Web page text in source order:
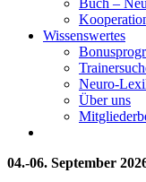
Buch –
Wissenswertes
Neuro-
Über uns
04.-06. September